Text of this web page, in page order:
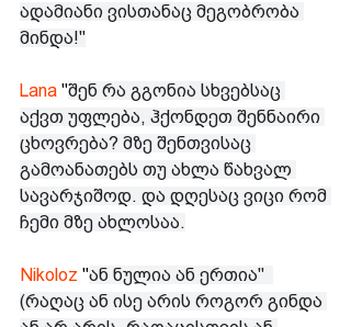
ადამიანი ვისთანაც მეგობრობა
მინდა!"
Lana "შენ რა გგონია სხვებსაც
აქვთ უფლება, ჰქონდეთ შენნაირი
ცხოვრება? მზე შენთვისაც
გამოანათებს თუ ახლა წახვალ
სავარჯიშოდ. და დღესაც ვიცი რომ
ჩემი მზე ახლოსაა.
Nikoloz "ან ნულია ან ერთია"
(რაღაც ან ისე არის როგორ გინდა